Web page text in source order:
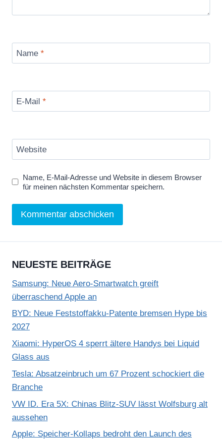
Name *
E-Mail *
Website
Name, E-Mail-Adresse und Website in diesem Browser
für meinen nächsten Kommentar speichern.
NEUESTE BEITRÄGE
Samsung: Neue Aero-Smartwatch greift
überraschend Apple an
BYD: Neue Feststoffakku-Patente bremsen Hype bis
2027
Xiaomi: HyperOS 4 sperrt ältere Handys bei Liquid
Glass aus
Tesla: Absatzeinbruch um 67 Prozent schockiert die
Branche
VW ID. Era 5X: Chinas Blitz-SUV lässt Wolfsburg alt
aussehen
Apple: Speicher-Kollaps bedroht den Launch des